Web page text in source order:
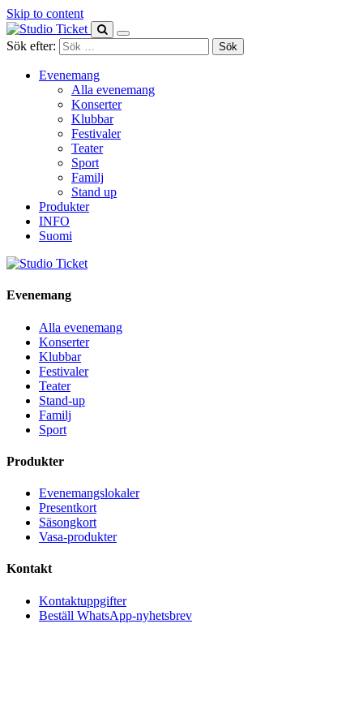
Skip to content
Sök efter:
Evenemang
Alla evenemang
Konserter
Klubbar
Festivaler
Teater
Sport
Familj
Stand up
Produkter
INFO
Suomi
Evenemang
Alla evenemang
Konserter
Klubbar
Festivaler
Teater
Stand-up
Familj
Sport
Produkter
Evenemangslokaler
Presentkort
Säsongkort
Vasa-produkter
Kontakt
Kontaktuppgifter
Beställ WhatsApp-nyhetsbrev